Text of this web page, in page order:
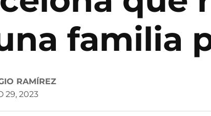
familia
RAMÍREZ
29, 2023